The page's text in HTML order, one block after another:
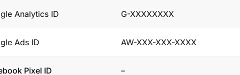
Analytics ID G-XXXXXXXX
Ads ID AW-XXX-XXX-XXXX
Pixel ID –